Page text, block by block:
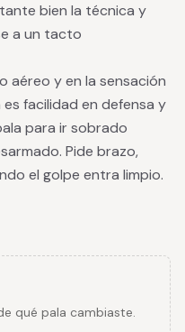
bien la técnica y
a un tacto
aéreo y en la sensación
facilidad en defensa y
para ir sobrado
Pide brazo,
el golpe entra limpio.
qué pala cambiaste.